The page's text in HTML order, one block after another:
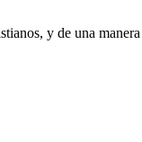
y de una